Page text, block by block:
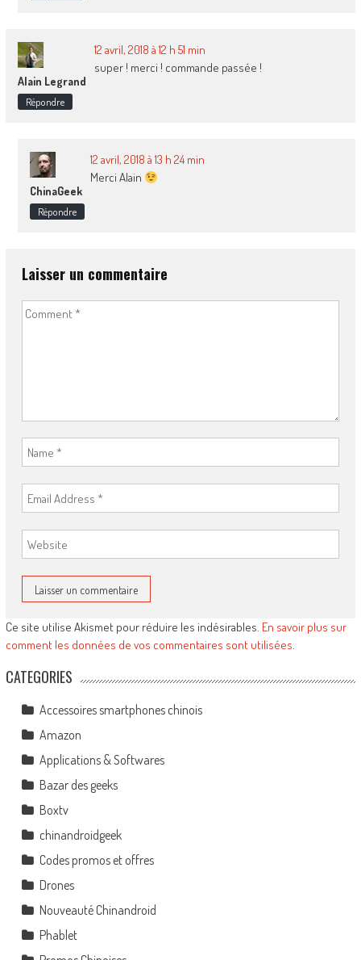
Alain Legrand
12 avril, 2018 à 12 h 51 min
super ! merci ! commande passée !
Répondre
ChinaGeek
12 avril, 2018 à 13 h 24 min
Merci Alain
Répondre
Laisser un commentaire
Ce site utilise Akismet pour réduire les indésirables. En savoir plus sur
comment les données de vos commentaires sont utilisées.
CATEGORIES
Accessoires smartphones chinois
Amazon
Applications & Softwares
Bazar des geeks
Boxtv
chinandroidgeek
Codes promos et offres
Drones
Nouveauté Chinandroid
Phablet